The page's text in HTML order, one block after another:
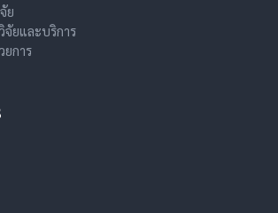
ย
ยและบริการ
การ